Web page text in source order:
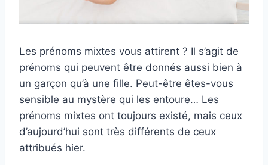
Les prénoms mixtes vous attirent ? Il s’agit de
prénoms qui peuvent être donnés aussi bien à
un garçon qu’à une fille. Peut-être êtes-vous
sensible au mystère qui les entoure… Les
prénoms mixtes ont toujours existé, mais ceux
d’aujourd’hui sont très différents de ceux
attribués hier.